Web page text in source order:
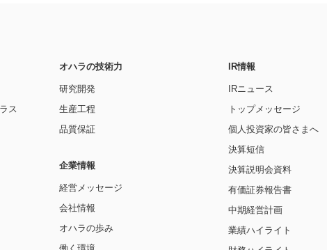
ス
オハラの技術力
研究開発
生産工程
品質保証
企業情報
経営メッセージ
会社情報
オハラの歩み
IR情報
IRニュース
トップメッセージ
個人投資家の皆さまへ
決算短信
決算説明会資料
有価証券報告書
中期経営計画
業績ハイライト